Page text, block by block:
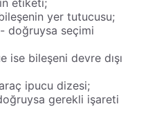
yer tutucusu;
doğruysa seçimi
ise bileşeni devre dışı
ipucu dizesi;
gerekli işareti